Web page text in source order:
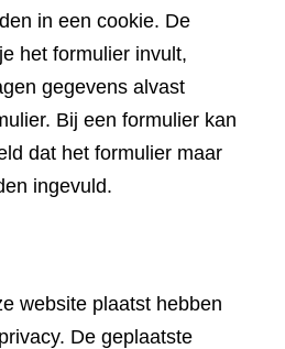
in een cookie. De
het formulier invult,
gegevens alvast
Bij een formulier kan
dat het formulier maar
ingevuld.
website plaatst hebben
De geplaatste